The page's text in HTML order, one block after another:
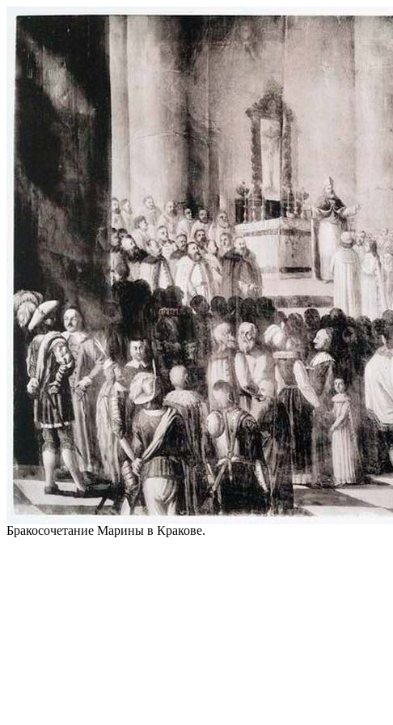
Бракосочетание Марины в Кракове.